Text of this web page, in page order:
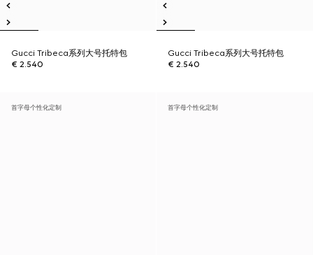
Gucci Tribeca系列大号托特包
€ 2.540
Gucci Tribeca系列大号托特包
€ 2.540
首字母个性化定制 首字母个性化定制